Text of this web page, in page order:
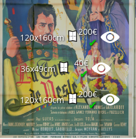
120x160cm
200€
✔
36x49cm
40€
✔
120x160cm
200€
✔